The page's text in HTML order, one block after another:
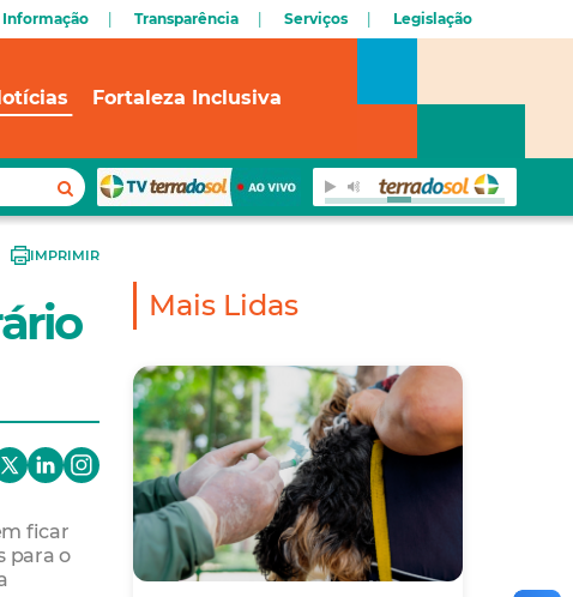
Informação Transparência Serviços Legislação
Fortaleza Inclusiva
IMPRIMIR
ficar
para o
Mais Lidas